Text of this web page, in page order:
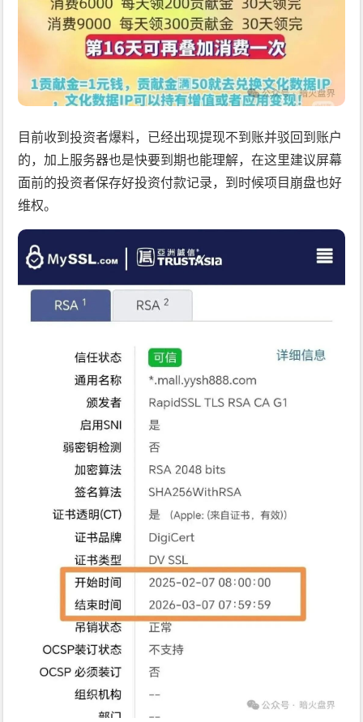
目前收到投资者爆料，已经出现提现不到账并驳回到账户
的，加上服务器也是快要到期也能理解，在这里建议屏幕
面前的投资者保存好投资付款记录，到时候项目崩盘也好
维权。